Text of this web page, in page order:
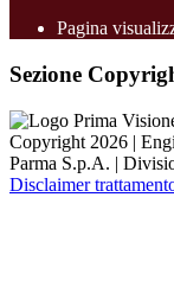
Pagina
Sezione
Copyright 2026 |
Parma S.p.A. |
Disclaimer